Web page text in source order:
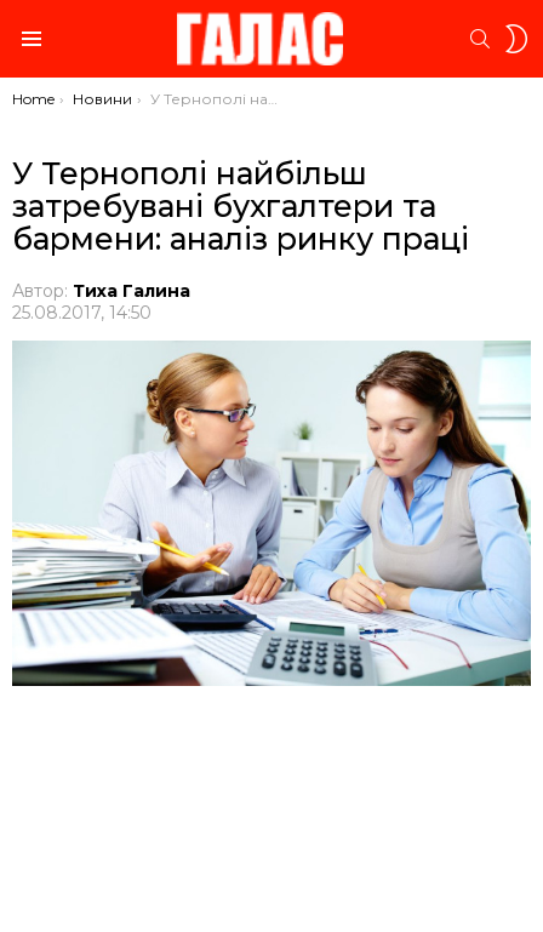
You are here:
Home Новини У Тернополі найбільш затребувані бухгалтери та бармени: аналіз ринку праці
У Тернополі найбільш
затребувані бухгалтери та
бармени: аналіз ринку праці
Автор: Тиха Галина
25.08.2017, 14:50